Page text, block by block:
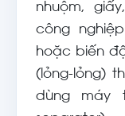
nhuộm,
công
hoặc biến
(lỏng-lỏng)
dùng máy